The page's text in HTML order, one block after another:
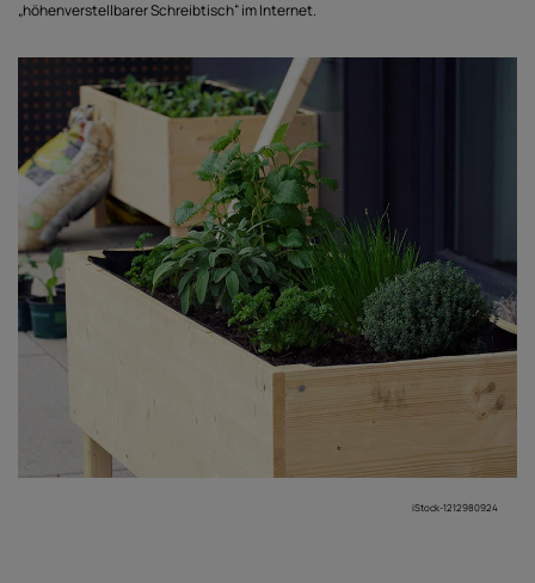
„höhenverstellbarer Schreibtisch“ im Internet.
iStock-1212980924